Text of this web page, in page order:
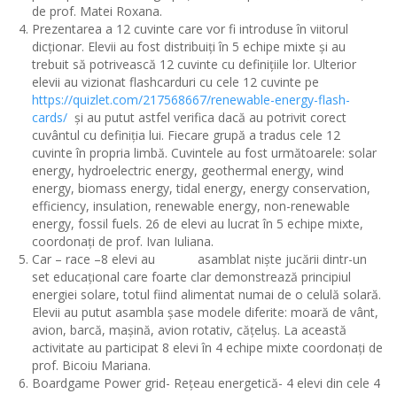
de prof. Matei Roxana.
Prezentarea a 12 cuvinte care vor fi introduse în viitorul
dicționar. Elevii au fost distribuiți în 5 echipe mixte și au
trebuit să potrivească 12 cuvinte cu definițiile lor. Ulterior
elevii au vizionat flashcarduri cu cele 12 cuvinte pe
https://quizlet.com/217568667/renewable-energy-flash-
cards/ și au putut astfel verifica dacă au potrivit corect
cuvântul cu definiția lui. Fiecare grupă a tradus cele 12
cuvinte în propria limbă. Cuvintele au fost următoarele: solar
energy, hydroelectric energy, geothermal energy, wind
energy, biomass energy, tidal energy, energy conservation,
efficiency, insulation, renewable energy, non-renewable
energy, fossil fuels. 26 de elevi au lucrat în 5 echipe mixte,
coordonați de prof. Ivan Iuliana.
Car – race –8 elevi au asamblat niște jucării dintr-un
set educațional care foarte clar demonstrează principiul
energiei solare, totul fiind alimentat numai de o celulă solară.
Elevii au putut asambla șase modele diferite: moară de vânt,
avion, barcă, mașină, avion rotativ, cățeluș. La această
activitate au participat 8 elevi în 4 echipe mixte coordonați de
prof. Bicoiu Mariana.
Boardgame Power grid- Rețeau energetică- 4 elevi din cele 4